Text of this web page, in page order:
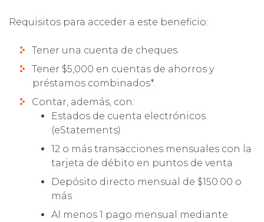
Requisitos para acceder a este beneficio:
Tener una cuenta de cheques.
Tener $5,000 en cuentas de ahorros y
préstamos combinados*.
Contar, además, con:
Estados de cuenta electrónicos
(eStatements)
12 o más transacciones mensuales con la
tarjeta de débito en puntos de venta
Depósito directo mensual de $150.00 o
más
Al menos 1 pago mensual mediante